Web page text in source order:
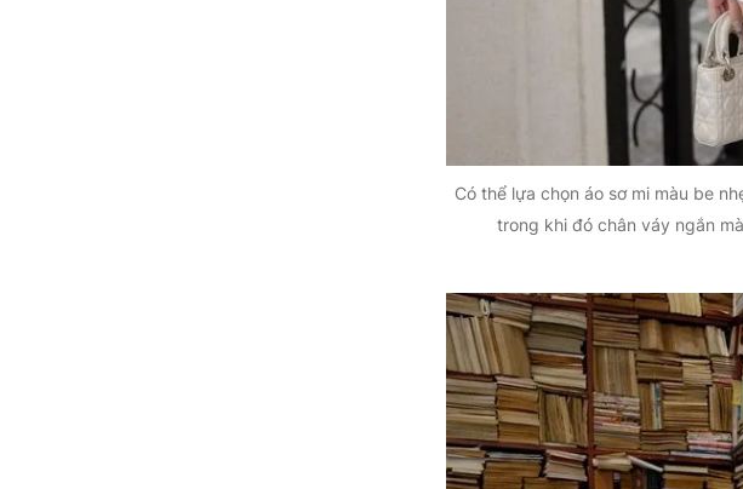
Có thể lựa chọn áo sơ mi màu be
trong khi đó chân váy ngắn